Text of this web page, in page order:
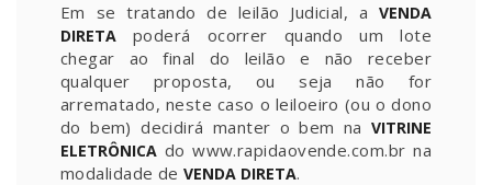
Em se tratando de leilão Judicial, a VENDA
DIRETA poderá ocorrer quando um lote
chegar ao final do leilão e não receber
qualquer proposta, ou seja não for
arrematado, neste caso o leiloeiro (ou o dono
do bem) decidirá manter o bem na VITRINE
ELETRÔNICA do www.rapidaovende.com.br na
modalidade deVENDA DIRETA.